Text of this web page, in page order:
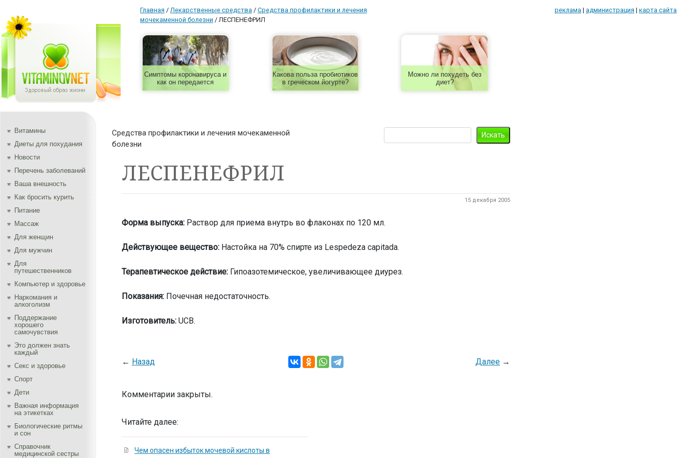
Главная / Лекарственные средства / Средства профилактики и лечения
мочекаменной болезни / ЛЕСПЕНЕФРИЛ
реклама | администрация | карта сайта
Симптомы коронавируса и
как он передается
Какова польза пробиотиков
в греческом йогурте?
Можно ли похудеть без
диет?
Витамины
Диеты для похудания
Новости
Перечень заболеваний
Ваша внешность
Как бросить курить
Питание
Массаж
Для женщин
Для мужчин
Для
путешественников
Компьютер и здоровье
Наркомания и
алкоголизм
Поддержание
хорошего
самочувствия
Это должен знать
каждый
Секс и здоровье
Спорт
Дети
Важная информация
на этикетках
Биологические ритмы
и сон
Справочник
медицинской сестры
Средства профилактики и лечения мочекаменной
болезни
ЛЕСПЕНЕФРИЛ
15 декабря 2005
Форма выпуска: Раствор для приема внутрь во флаконах по 120 мл.
Действующее вещество: Настойка на 70% спирте из Lespedeza capitada.
Терапевтическое действие: Гипоазотемическое, увеличивающее диурез.
Показания: Почечная недостаточность.
Изготовитель: UCB.
← Назад Далее→
Комментарии закрыты.
Читайте далее:
Чем опасен избыток мочевой кислоты в